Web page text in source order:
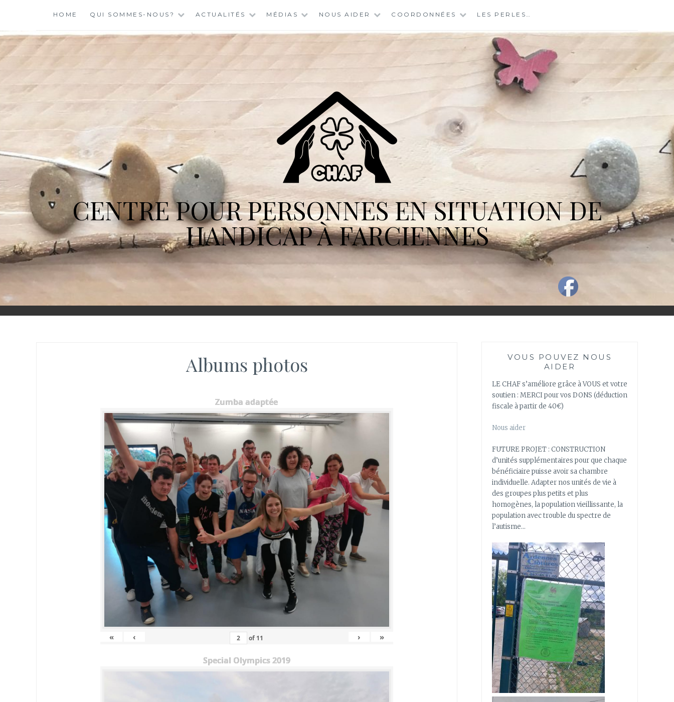
content
HOME QUI SOMMES-NOUS? ACTUALITÉS MÉDIAS NOUS AIDER COORDONNÉES LES PERLES…
CENTRE POUR PERSONNES EN SITUATION DE
HANDICAP À FARCIENNES
Albums photos
Zumba adaptée
« ‹ of 11 › »
Special Olympics 2019
VOUS POUVEZ NOUS
AIDER
LE CHAF s’améliore grâce à VOUS et votre
soutien : MERCI pour vos DONS (déduction
fiscale à partir de 40€)
Nous aider
FUTURE PROJET : CONSTRUCTION
d’unités supplémentaires pour que chaque
bénéficiaire puisse avoir sa chambre
individuelle. Adapter nos unités de vie à
des groupes plus petits et plus
homogènes, la population vieillissante, la
population avec trouble du spectre de
l’autisme…